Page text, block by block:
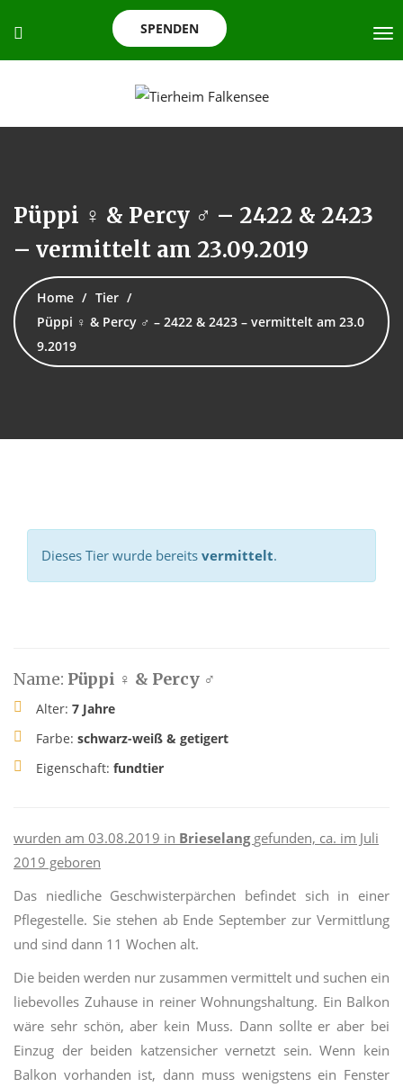
SPENDEN
Püppi ♀ & Percy ♂ – 2422 & 2423
– vermittelt am 23.09.2019
Home
Tier
Püppi ♀ & Percy ♂ – 2422 & 2423 – vermittelt am 23.0
9.2019
Dieses Tier wurde bereits vermittelt.
Name: Püppi ♀ & Percy ♂
Alter: 7 Jahre
Farbe: schwarz-weiß & getigert
Eigenschaft: fundtier
wurden am 03.08.2019 in Brieselang gefunden, ca. im Juli
2019 geboren
Das niedliche Geschwisterpärchen befindet sich in einer
Pflegestelle. Sie stehen ab Ende September zur Vermittlung
und sind dann 11 Wochen alt.
Die beiden werden nur zusammen vermittelt und suchen ein
liebevolles Zuhause in reiner Wohnungshaltung. Ein Balkon
wäre sehr schön, aber kein Muss. Dann sollte er aber bei
Einzug der beiden katzensichervernetzt sein. Wenn kein
Balkon vorhanden ist, dann muss wenigstens ein Fenster